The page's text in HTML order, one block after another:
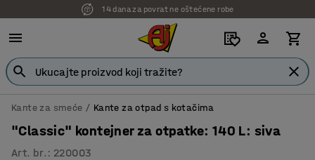
14 dana za povrat ne oštećene robe
Kante za smeće Kante za otpad s kotačima
"Classic" kontejner za otpatke: 140 L: siva
Art. br. : 220003